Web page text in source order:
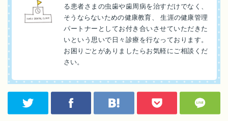
る患者さまの虫歯や歯周病を治すだけでなく、
そうならないための健康教育、 生涯の健康管理
パートナーとしてお付き合いさせていただきた
いという思いで日々診療を行なっております。
お困りごとがありましたらお気軽にご相談くだ
さい。